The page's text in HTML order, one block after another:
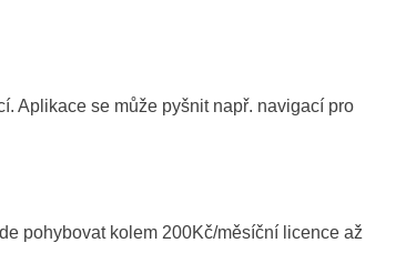
Aplikace se může pyšnit např. navigací pro
pohybovat kolem 200Kč/měsíční licence až